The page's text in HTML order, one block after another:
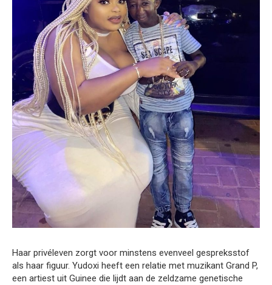
Haar privéleven zorgt voor minstens evenveel gespreksstof
als haar figuur. Yudoxi heeft een relatie met muzikant Grand P,
een artiest uit Guinee die lijdt aan de zeldzame genetische